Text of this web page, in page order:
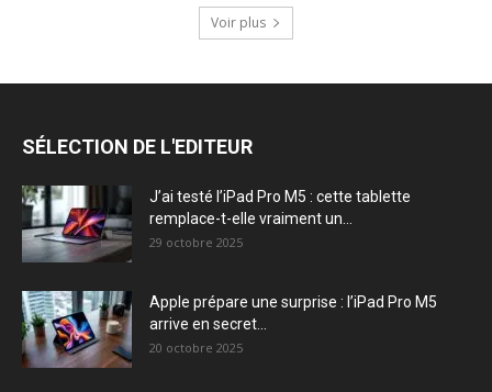
Voir plus
SÉLECTION DE L'EDITEUR
J’ai testé l’iPad Pro M5 : cette tablette
remplace-t-elle vraiment un...
29 octobre 2025
Apple prépare une surprise : l’iPad Pro M5
arrive en secret...
20 octobre 2025